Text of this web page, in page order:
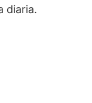
diaria.